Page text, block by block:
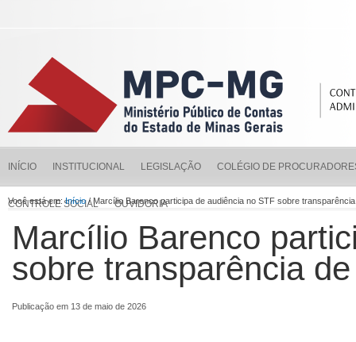
INÍCIO INSTITUCIONAL LEGISLAÇÃO COLÉGIO DE
CONTROLE SOCIAL OUVIDORIA
Você está em:Início/ Marcílio Barenco participa de audiência no STF sobre
Marcílio Barenco
sobre transparência
Publicação em 13 de maio de 2026